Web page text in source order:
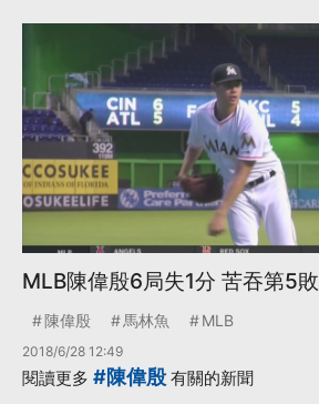
MLB陳偉殷6局失1分 苦吞第5敗
陳偉殷 馬林魚 MLB
2018/6/28 12:49
閱讀更多 #陳偉殷有關的新聞